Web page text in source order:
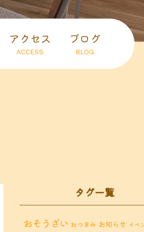
アクセス
ACCESS
ブログ
BLOG
タグ一覧
おそうざい おつまみ お知らせ イベ